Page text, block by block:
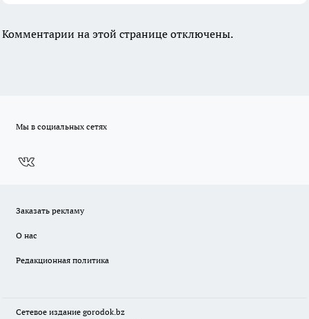
Комментарии на этой странице отключены.
Мы в социальных сетях
Заказать рекламу
О нас
Редакционная политика
Сетевое издание gorodok.bz